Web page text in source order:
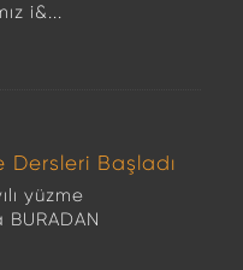
i&...
Dersleri Başladı
yüzme